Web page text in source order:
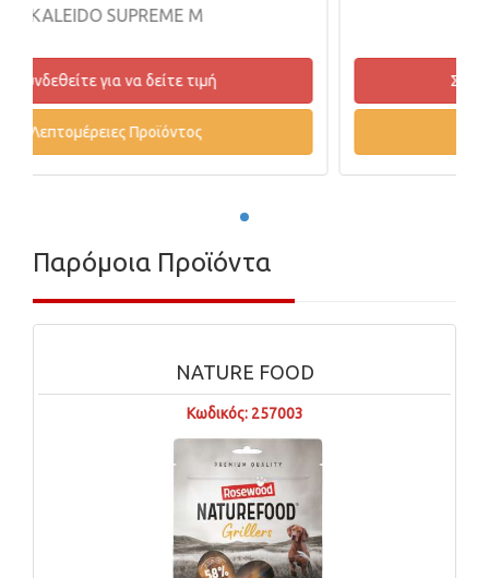
Παρόμοια Προϊόντα
NATURE FOOD
Κωδικός: 257003